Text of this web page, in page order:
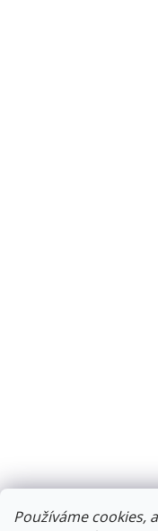
Používáme cookies,